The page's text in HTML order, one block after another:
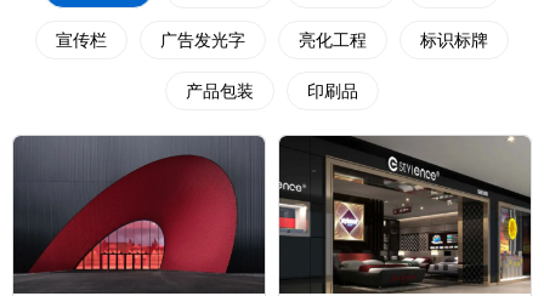
宣传栏 广告发光字 亮化工程 标识标牌
产品包装 印刷品